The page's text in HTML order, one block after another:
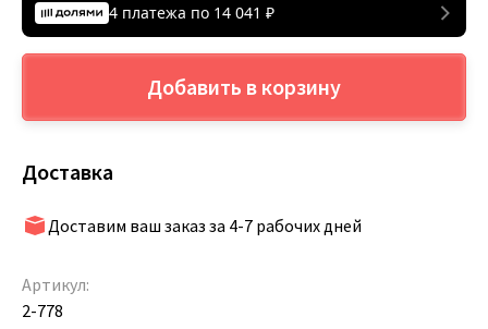
4 платежа по 14 041 ₽
Добавить в корзину
Доставка
Доставим ваш заказ за 4-7 рабочих дней
Артикул:
2-778